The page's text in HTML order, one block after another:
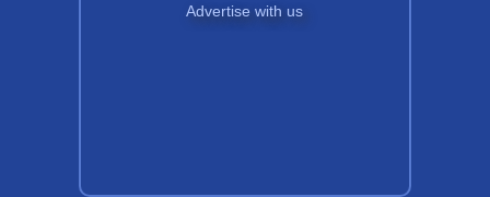
Advertise with us